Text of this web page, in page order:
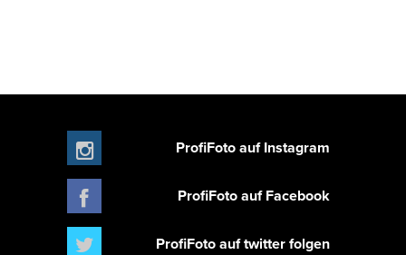
ProfiFoto auf Instagram
ProfiFoto auf Facebook
ProfiFoto auf twitter folgen